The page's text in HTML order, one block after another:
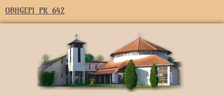
OBHGEPI_PK_642